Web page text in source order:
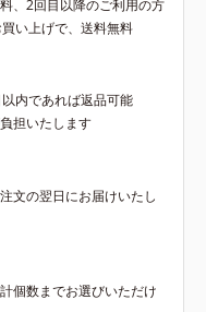
、2回目以降のご利用の方
い上げで、送料無料
内であれば返品可能
担いたします
文の翌日にお届けいたし
個数までお選びいただけ